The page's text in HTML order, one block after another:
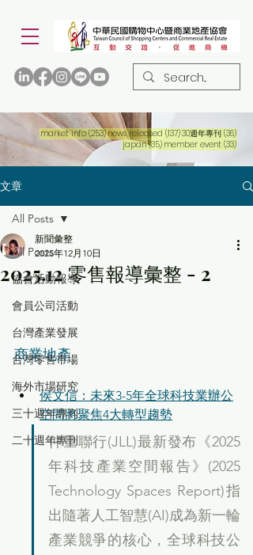
market info (253)253 篇文章
news released (137)137 篇文章
30週年專刊 (36)36 篇
japan (35)35 篇文章
member event (33)33 篇
文章
All Posts
協會活動報導
會員公司活動
台灣產業發展
台灣零售市場
海外市場研究
三十週年專刊
二十週年專刊
All Posts
2025.12 零售報導彙整 - 2
新聞彙整
2025年12月10日
商業地產
侯文信：未來3-5年全球科技業辦公
空間將聚焦4大轉型趨勢
仲量聯行(JLL)最新發布《2025
年科技產業空間報告》(2025
Technology Spaces Report)指
出隨著人工智慧(AI)成為新一輪
產業競爭的核心，全球科技公